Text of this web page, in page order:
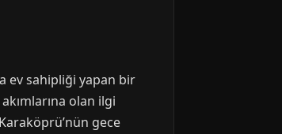
ev sahipliği yapan bir
olan ilgi
gece